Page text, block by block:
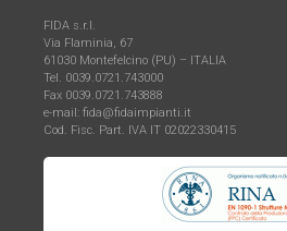
FIDA s.r.l.
Via Flaminia, 67
61030 Montefelcino (PU) – ITALIA
Tel. 0039.0721.743000
Fax 0039.0721.743888
e-mail: fida@fidaimpianti.it
Cod. Fisc. Part. IVA IT 02022330415